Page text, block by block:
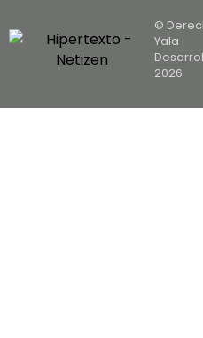
©
Yala
2026